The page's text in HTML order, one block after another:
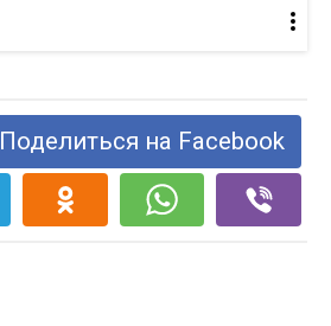
Поделиться на Facebook